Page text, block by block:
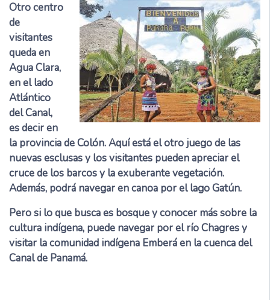
Otro centro
de
visitantes
queda en
Agua Clara,
en el lado
Atlántico
del Canal,
es decir en
la provincia de Colón. Aquí está el otro juego de las
nuevas esclusas y los visitantes pueden apreciar el
cruce de los barcos y la exuberante vegetación.
Además, podrá navegar en canoa por el lago Gatún.
Pero si lo que busca es bosque y conocer más sobre la
cultura indígena, puede navegar por el río Chagres y
visitar la comunidad indígena Emberá en la cuenca del
Canal de Panamá.